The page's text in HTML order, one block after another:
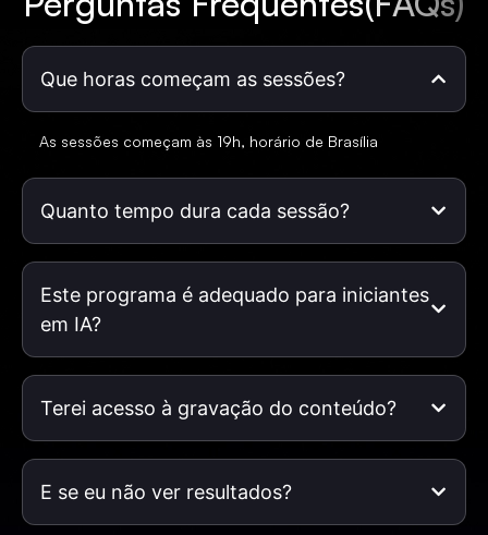
Que horas começam as sessões?
As sessões começam às 19h, horário de Brasília
Quanto tempo dura cada sessão?
Este programa é adequado para iniciantes
em IA?
Terei acesso à gravação do conteúdo?
E se eu não ver resultados?